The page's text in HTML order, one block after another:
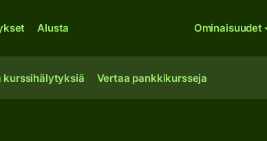
Alusta Ominaisuudet
kurssihälytyksiä Vertaa pankkikursseja